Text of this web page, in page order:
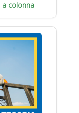
colonna